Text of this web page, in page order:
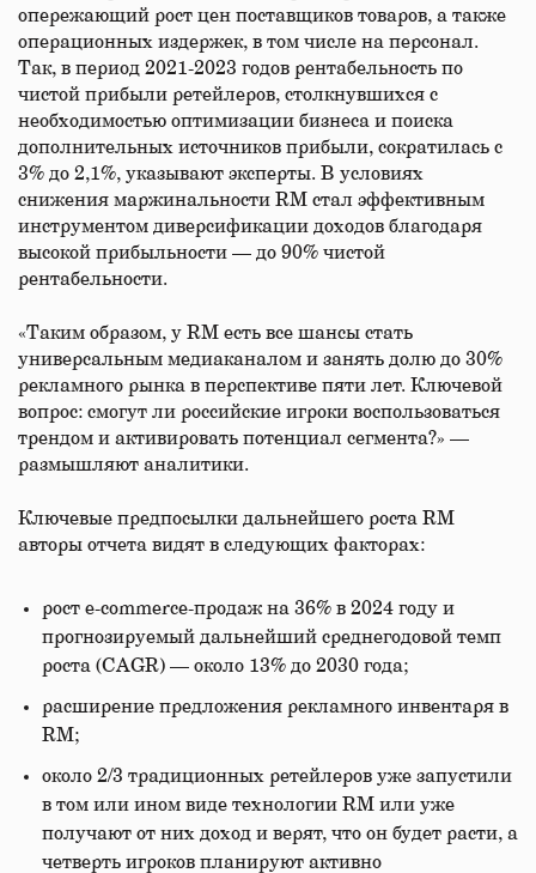
опережающий рост цен поставщиков товаров, а также
операционных издержек, в том числе на персонал.
Так, в период 2021-2023 годов рентабельность по
чистой прибыли ретейлеров, столкнувшихся с
необходимостью оптимизации бизнеса и поиска
дополнительных источников прибыли, сократилась с
3% до 2,1%, указывают эксперты. В условиях
снижения маржинальности RM стал эффективным
инструментом диверсификации доходов благодаря
высокой прибыльности — до 90% чистой
рентабельности.
«Таким образом, у RM есть все шансы стать
универсальным медиаканалом и занять долю до 30%
рекламного рынка в перспективе пяти лет. Ключевой
вопрос: смогут ли российские игроки воспользоваться
трендом и активировать потенциал сегмента?» —
размышляют аналитики.
Ключевые предпосылки дальнейшего роста RM
авторы отчета видят в следующих факторах:
рост e-commerce-продаж на 36% в 2024 году и
прогнозируемый дальнейший среднегодовой темп
роста (CAGR) — около 13% до 2030 года;
расширение предложения рекламного инвентаря в
RM;
около 2/3 традиционных ретейлеров уже запустили
в том или ином виде технологии RM или уже
получают от них доход и верят, что он будет расти, а
четверть игроков планируют активно